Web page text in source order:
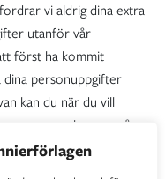
vi aldrig dina extra
utanför vår
först ha kommit
personuppgifter
kan du när du vill
e-posten hos oss så